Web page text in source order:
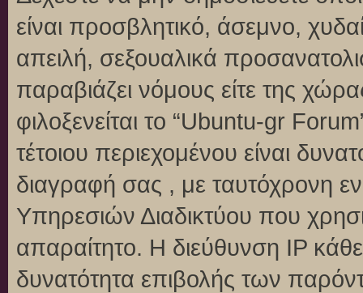
είναι προσβλητικό, άσεμνο,
απειλή, σεξουαλικά
παραβιάζει νόμους είτε της
φιλοξενείται το “Ubuntu-gr
τέτοιου περιεχομένου είναι
διαγραφή σας , με ταυτόχρονη
Υπηρεσιών Διαδικτύου που
απαραίτητο. Η διεύθυνση IP
δυνατότητα επιβολής των